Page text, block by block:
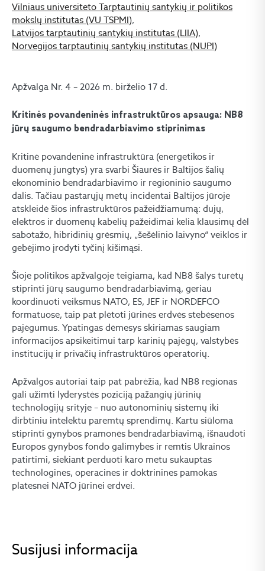
Vilniaus universiteto Tarptautinių santykių ir politikos
mokslų institutas (VU TSPMI),
Latvijos tarptautinių santykių institutas (LIIA),
Norvegijos tarptautinių santykių institutas (NUPI)
Apžvalga Nr. 4 – 2026 m. birželio 17 d.
Kritinės povandeninės infrastruktūros apsauga: NB8
jūrų saugumo bendradarbiavimo stiprinimas
Kritinė povandeninė infrastruktūra (energetikos ir
duomenų jungtys) yra svarbi Šiaurės ir Baltijos šalių
ekonominio bendradarbiavimo ir regioninio saugumo
dalis. Tačiau pastarųjų metų incidentai Baltijos jūroje
atskleidė šios infrastruktūros pažeidžiamumą: dujų,
elektros ir duomenų kabelių pažeidimai kelia klausimų dėl
sabotažo, hibridinių grėsmių, „šešėlinio laivyno“ veiklos ir
gebėjimo įrodyti tyčinį kišimąsi.
Šioje politikos apžvalgoje teigiama, kad NB8 šalys turėtų
stiprinti jūrų saugumo bendradarbiavimą, geriau
koordinuoti veiksmus NATO, ES, JEF ir NORDEFCO
formatuose, taip pat plėtoti jūrinės erdvės stebėsenos
pajėgumus. Ypatingas dėmesys skiriamas saugiam
informacijos apsikeitimui tarp karinių pajėgų, valstybės
institucijų ir privačių infrastruktūros operatorių.
Apžvalgos autoriai taip pat pabrėžia, kad NB8 regionas
gali užimti lyderystės poziciją pažangių jūrinių
technologijų srityje – nuo autonominių sistemų iki
dirbtiniu intelektu paremtų sprendimų. Kartu siūloma
stiprinti gynybos pramonės bendradarbiavimą, išnaudoti
Europos gynybos fondo galimybes ir remtis Ukrainos
patirtimi, siekiant perduoti karo metu sukauptas
technologines, operacines ir doktrinines pamokas
platesnei NATO jūrinei erdvei.
Susijusi informacija